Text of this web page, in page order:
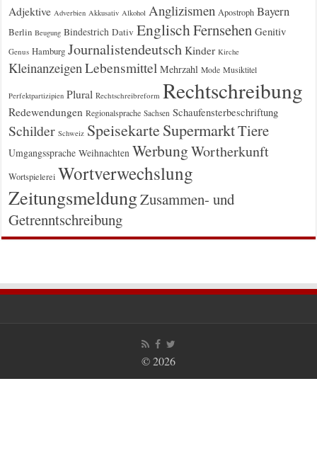
Adjektive Adverbien Akkusativ Alkohol Anglizismen Apostroph Bayern
Berlin Beugung Bindestrich Dativ EnglischFernsehen Genitiv
Genus Hamburg Journalistendeutsch Kinder Kirche
Kleinanzeigen Lebensmittel Mehrzahl Mode Musiktitel
Perfektpartizipien Plural Rechtschreibreform Rechtschreibung
Redewendungen Regionalsprache Sachsen Schaufensterbeschriftung
Schilder Schweiz Speisekarte SupermarktTiere
Umgangssprache Weihnachten WerbungWortherkunft
Wortspielerei Wortverwechslung
ZeitungsmeldungZusammen- und
Getrenntschreibung
© 2026